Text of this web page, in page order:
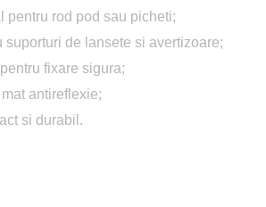
pentru rod pod sau picheti;
suporturi de lansete si avertizoare;
fixare sigura;
antireflexie;
si durabil.